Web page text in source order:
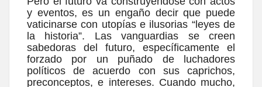
y eventos, es un engaño decir que puede
vaticinarse con utopías e ilusorias “leyes de
la historia”. Las vanguardias se creen
sabedoras del futuro, específicamente el
forzado por un puñado de luchadores
políticos de acuerdo con sus caprichos,
preconceptos, e intereses. Cuando mucho,